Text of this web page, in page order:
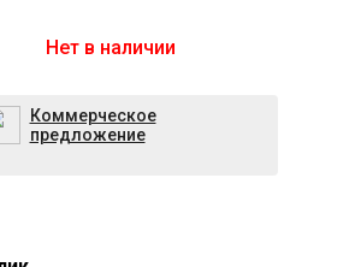
Нет в наличии
Коммерческое
предложение